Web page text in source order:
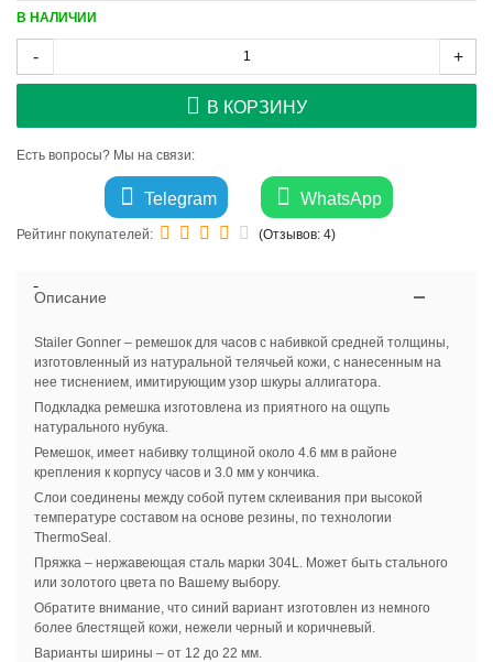
В НАЛИЧИИ
- +
В КОРЗИНУ
Есть вопросы? Мы на связи:
Telegram WhatsApp
Рейтинг покупателей: (Отзывов: 4)
Описание
Stailer Gonner – ремешок для часов с набивкой средней толщины,
изготовленный из натуральной телячьей кожи, с нанесенным на
нее тиснением, имитирующим узор шкуры аллигатора.
Подкладка ремешка изготовлена из приятного на ощупь
натурального нубука.
Ремешок, имеет набивку толщиной около 4.6 мм в районе
крепления к корпусу часов и 3.0 мм у кончика.
Слои соединены между собой путем склеивания при высокой
температуре составом на основе резины, по технологии
ThermoSeal.
Пряжка – нержавеющая сталь марки 304L. Может быть стального
или золотого цвета по Вашему выбору.
Обратите внимание, что синий вариант изготовлен из немного
более блестящей кожи, нежели черный и коричневый.
Варианты ширины – от 12 до 22 мм.